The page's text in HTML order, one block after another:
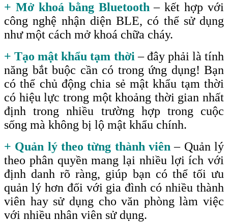
+ Mở khoá bằng Bluetooth – kết hợp với
công nghệ nhận diện BLE, có thể sử dụng
như một cách mở khoá chữa cháy.
+ Tạo mật khẩu tạm thời – đây phải là tính
năng bắt buộc cần có trong ứng dụng! Bạn
có thể chủ động chia sẻ mật khẩu tạm thời
có hiệu lực trong một khoảng thời gian nhất
định trong nhiều trường hợp trong cuộc
sống mà không bị lộ mật khẩu chính.
+ Quản lý theo từng thành viên – Quản lý
theo phân quyền mang lại nhiều lợi ích với
định danh rõ ràng, giúp bạn có thể tối ưu
quản lý hơn đối với gia đình có nhiều thành
viên hay sử dụng cho văn phòng làm việc
với nhiều nhân viên sử dụng.